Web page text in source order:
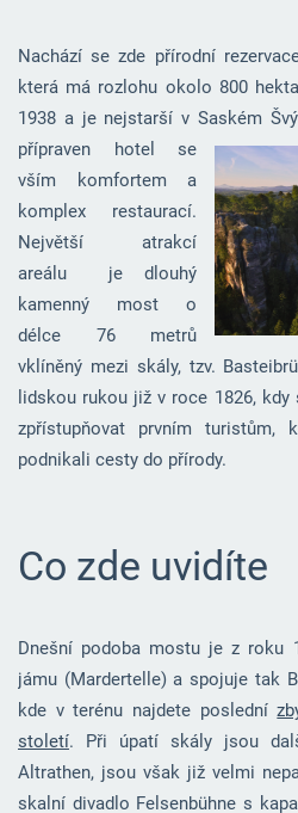
Nachází se zde přírodní
která má rozlohu okolo 800
1938 a je nejstarší v Saském
přípraven hotel se
vším komfortem a
komplex restaurací.
Největší atrakcí
areálu je dlouhý
kamenný most o
délce 76 metrů
vklíněný mezi skály, tzv.
lidskou rukou již v roce 1826,
zpřístupňovat prvním turistům,
podnikali cesty do přírody.
Co zde uvidíte
Dnešní podoba mostu je z roku
jámu (Mardertelle) a spojuje tak
kde v terénu najdete poslední
století. Při úpatí skály jsou
Altrathen, jsou však již velmi
skalní divadlo Felsenbühne s